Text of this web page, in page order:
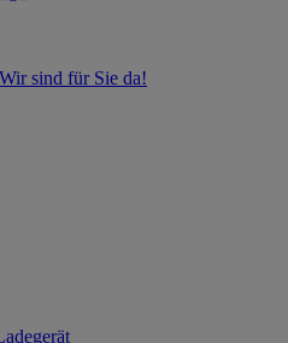
Wir sind für Sie da!